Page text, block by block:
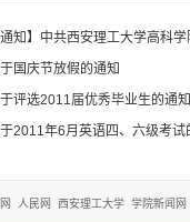
通知】中共西安理工大学高科
国庆节放假的通知
评选2011届优秀毕业生的通知
2011年6月英语四、六级考试
人民网 西安理工大学 学院新闻网